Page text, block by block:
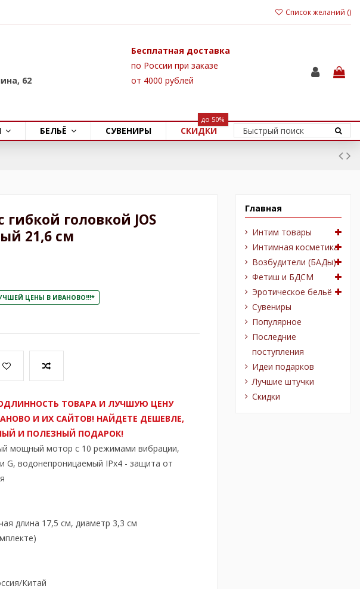
Список желаний ()
62
Бесплатная доставка
по России при заказе
от 4000 рублей
БЕЛЬЁ СУВЕНИРЫ СКИДКИ
до 50%
головкой JOS
21,6 см
ЦЕНЫ В ИВАНОВО!!!*
ТОВАРА И ЛУЧШУЮ ЦЕНУ
И ИХ САЙТОВ! НАЙДЕТЕ ДЕШЕВЛЕ,
И ПОЛЕЗНЫЙ ПОДАРОК!
мощный мотор с 10 режимами вибрации,
G, водонепроницаемый IPx4 - защита от
длина 17,5 см, диаметр 3,3 см
Китай
Главная
Интим товары
Интимная косметика
Возбудители (БАДы)
Фетиш и БДСМ
Эротическое бельё
Сувениры
Популярное
Последние
поступления
Идеи подарков
Лучшие штучки
Скидки